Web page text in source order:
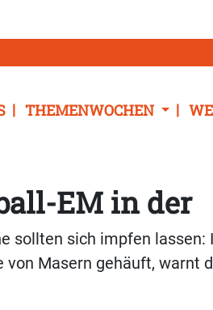
THEMENWOCHEN
EM in der
sollten sich impfen lassen:
von Masern gehäuft, warnt